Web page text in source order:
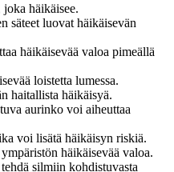
häikäisee.
säteet luovat häikäisevän
häikäisevää valoa pimeällä
loistetta lumessa.
haitallista häikäisyä.
aurinko voi aiheuttaa
voi lisätä häikäisyn riskiä.
häikäisevää valoa.
silmiin kohdistuvasta